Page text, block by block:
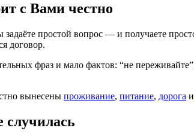
с Вами честно
простой вопрос — и получаете
договор.
фраз и мало фактов: “не
вынесены проживание, питание, дорога и
случилась